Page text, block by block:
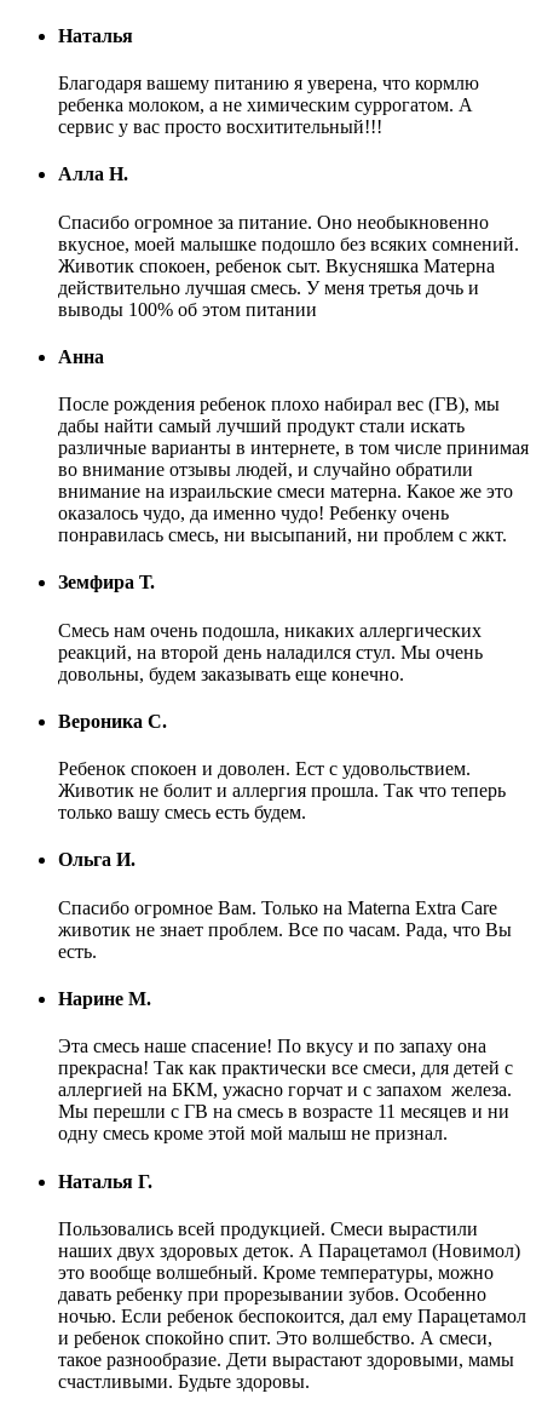
Наталья
Благодаря вашему питанию я уверена, что кормлю
ребенка молоком, а не химическим суррогатом. А
сервис у вас просто восхитительный!!!
Алла Н.
Спасибо огромное за питание. Оно необыкновенно
вкусное, моей малышке подошло без всяких сомнений.
Животик спокоен, ребенок сыт. Вкусняшка Матерна
действительно лучшая смесь. У меня третья дочь и
выводы 100% об этом питании
Анна
После рождения ребенок плохо набирал вес (ГВ), мы
дабы найти самый лучший продукт стали искать
различные варианты в интернете, в том числе принимая
во внимание отзывы людей, и случайно обратили
внимание на израильские смеси матерна. Какое же это
оказалось чудо, да именно чудо! Ребенку очень
понравилась смесь, ни высыпаний, ни проблем с жкт.
Земфира Т.
Смесь нам очень подошла, никаких аллергических
реакций, на второй день наладился стул. Мы очень
довольны, будем заказывать еще конечно.
Вероника С.
Ребенок спокоен и доволен. Ест с удовольствием.
Животик не болит и аллергия прошла. Так что теперь
только вашу смесь есть будем.
Ольга И.
Спасибо огромное Вам. Только на Materna Extra Care
животик не знает проблем. Все по часам. Рада, что Вы
есть.
Нарине М.
Эта смесь наше спасение! По вкусу и по запаху она
прекрасна! Так как практически все смеси, для детей с
аллергией на БКМ, ужасно горчат и с запахом железа.
Мы перешли с ГВ на смесь в возрасте 11 месяцев и ни
одну смесь кроме этой мой малыш не признал.
Наталья Г.
Пользовались всей продукцией. Смеси вырастили
наших двух здоровых деток. А Парацетамол (Новимол)
это вообще волшебный. Кроме температуры, можно
давать ребенку при прорезывании зубов. Особенно
ночью. Если ребенок беспокоится, дал ему Парацетамол
и ребенок спокойно спит. Это волшебство. А смеси,
такое разнообразие. Дети вырастают здоровыми, мамы
счастливыми. Будьте здоровы.